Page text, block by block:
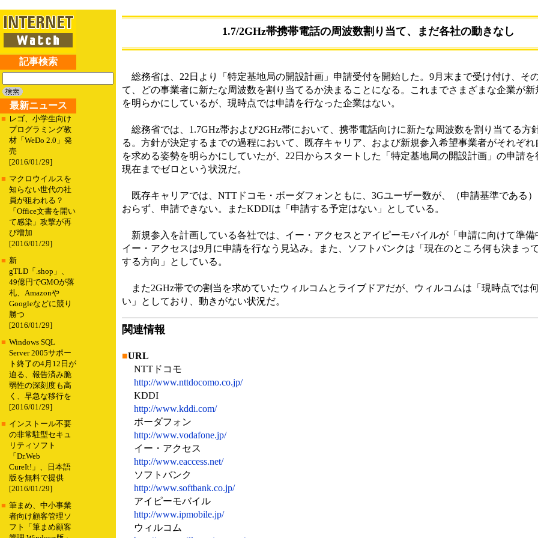
記事検索
最新ニュース
■ レゴ、小学生向け
プログラミング教
材「WeDo 2.0」発
売
[2016/01/29]
■ マクロウイルスを
知らない世代の社
員が狙われる？
「Office文書を開い
て感染」攻撃が再
び増加
[2016/01/29]
■ 新
gTLD「.shop」、
49億円でGMOが落
札、Amazonや
Googleなどに競り
勝つ
[2016/01/29]
■ Windows SQL
Server 2005サポー
ト終了の4月12日が
迫る、報告済み脆
弱性の深刻度も高
く、早急な移行を
[2016/01/29]
■ インストール不要
の非常駐型セキュ
リティソフト
「Dr.Web
CureIt!」、日本語
版を無料で提供
[2016/01/29]
■ 筆まめ、中小事業
者向け顧客管理ソ
フト「筆まめ顧客
1.7/2GHz帯携帯電話の周波数割り当て、まだ各社の動きなし
総務省は、22日より「特定基地局の開設計画」申請受付を開始した。9月末まで受け付け、そ
て、どの事業者に新たな周波数を割り当てるか決まることになる。これまでさまざまな企業が
を明らかにしているが、現時点では申請を行なった企業はない。
総務省では、1.7GHz帯および2GHz帯において、携帯電話向けに新たな周波数を割り当てる方
る。方針が決定するまでの過程において、既存キャリア、および新規参入希望事業者がそれぞれ
を求める姿勢を明らかにしていたが、22日からスタートした「特定基地局の開設計画」の申請を
現在までゼロという状況だ。
既存キャリアでは、NTTドコモ・ボーダフォンともに、3Gユーザー数が、（申請基準である）
おらず、申請できない。またKDDIは「申請する予定はない」としている。
新規参入を計画している各社では、イー・アクセスとアイピーモバイルが「申請に向けて準備
イー・アクセスは9月に申請を行なう見込み。また、ソフトバンクは「現在のところ何も決まっ
する方向」としている。
また2GHz帯での割当を求めていたウィルコムとライブドアだが、ウィルコムは「現時点では
い」としており、動きがない状況だ。
関連情報
■URL
NTTドコモ
http://www.nttdocomo.co.jp/
KDDI
http://www.kddi.com/
ボーダフォン
http://www.vodafone.jp/
イー・アクセス
http://www.eaccess.net/
ソフトバンク
http://www.softbank.co.jp/
アイピーモバイル
http://www.ipmobile.jp/
ウィルコム